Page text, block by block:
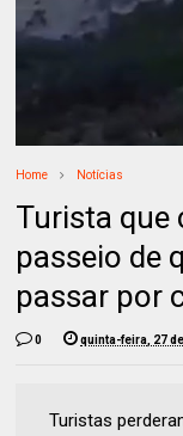
Home Notícias
Turista que
passeio de
passar por
0 quinta-feira, 27
Turistas